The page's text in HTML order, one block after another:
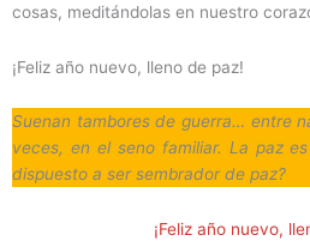
cosas, meditándolas en nuestro
¡Feliz año nuevo, lleno de paz!
Suenan tambores de guerra… entre
veces, en el seno familiar. La paz
dispuesto a ser sembrador de paz?
¡Feliz año nuevo,